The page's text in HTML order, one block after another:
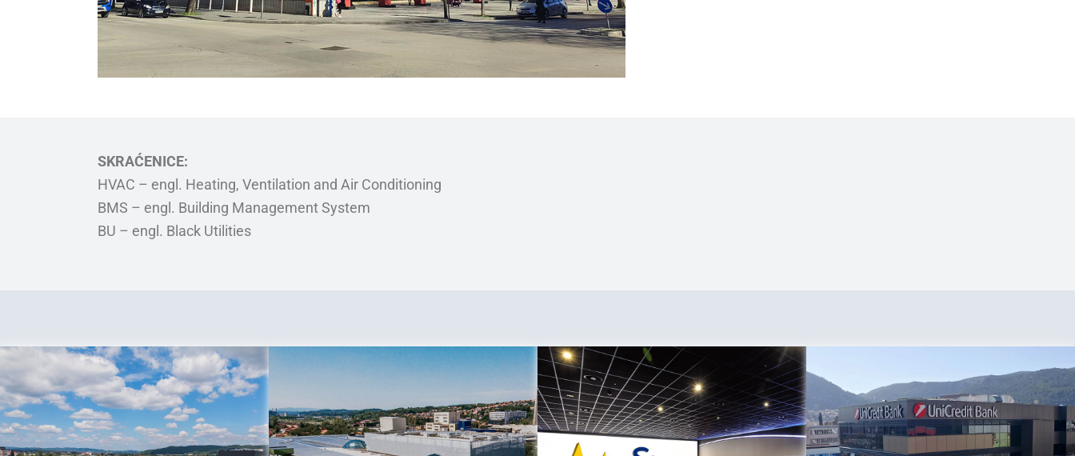
SKRAĆENICE:
HVAC – engl. Heating, Ventilation and Air Conditioning
BMS – engl. Building Management System
BU – engl. Black Utilities